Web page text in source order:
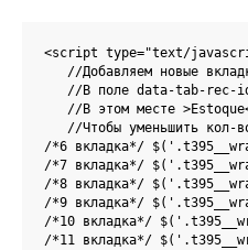
<script type="text/
//Добавляем новые
//В поле data-tab-rec-
//В этом месте
//Чтобы уменьшить кол-
/*6 вкладка*/
/*7 вкладка*/
/*8 вкладка*/
/*9 вкладка*/
/*10 вкладка*/
/*11 вкладка*/